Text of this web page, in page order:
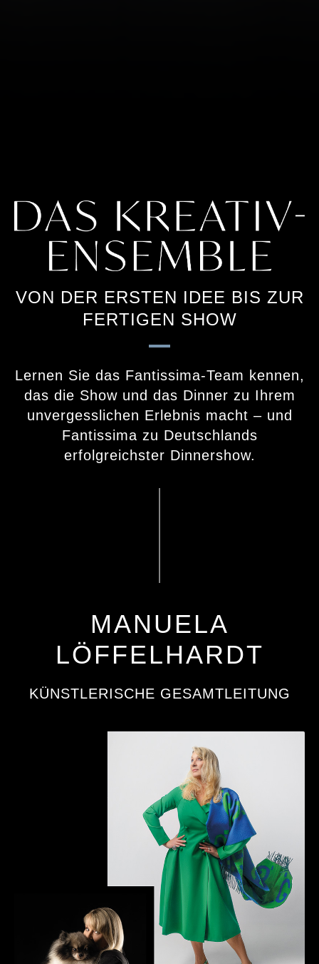
VON DER ERSTEN IDEE BIS ZUR
FERTIGEN SHOW
Lernen Sie das Fantissima-Team kennen,
das die Show und das Dinner zu Ihrem
unvergesslichen Erlebnis macht – und
Fantissima zu Deutschlands
erfolgreichster Dinnershow.
MANUELA
LÖFFELHARDT
KÜNSTLERISCHE GESAMTLEITUNG